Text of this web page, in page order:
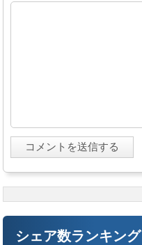
シェア数ランキング